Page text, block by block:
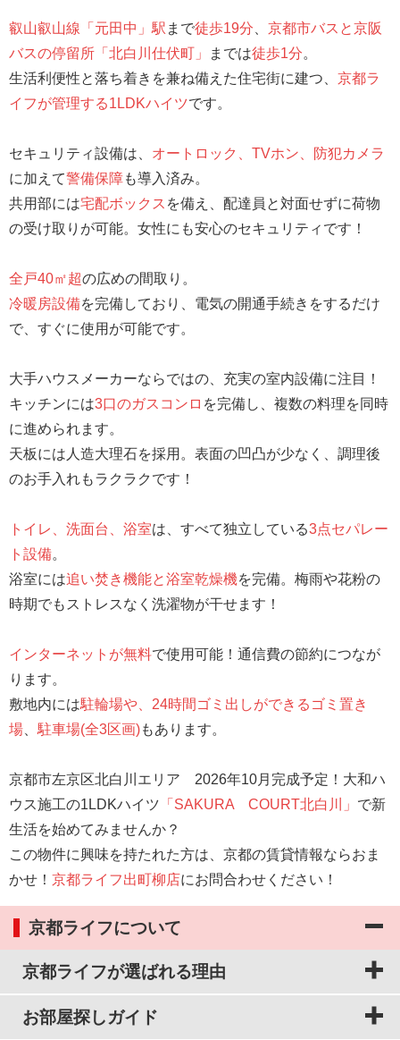
叡山叡山線「元田中」駅 まで徒歩19分
京都市バスと京阪
バスの停留所「北白川仕伏町」
までは徒歩1分。
生活利便性と落ち着きを兼ね備えた住宅街に建つ、 京都ラ
イフが管理する1LDKハイツです。
セキュリティ設備は、 オートロック、TVホン、防犯カメラ
に加えて警備保障も導入済み。
共用部には宅配ボックス を備え、配達員と対面せずに荷物
の受け取りが可能。女性にも安心のセキュリティです！
全戸40㎡超の広めの間取り。
冷暖房設備を完備しており、電気の開通手続きをするだけ
で、すぐに使用が可能です。
大手ハウスメーカーならではの、充実の室内設備に注目！
キッチンには3口のガスコンロ を完備し、複数の料理を同時
に進められます。
天板には人造大理石を採用。表面の凹凸が少なく、調理後
のお手入れもラクラクです！
トイレ、洗面台、浴室は、すべて独立している3点セパレー
ト設備。
浴室には追い焚き機能と浴室乾燥機を完備。梅雨や花粉の
時期でもストレスなく洗濯物が干せます！
インターネットが無料で使用可能！通信費の節約につなが
ります。
敷地内には駐輪場や、24時間ゴミ出しができるゴミ置き
場
駐車場(全3区画)もあります。
京都市左京区北白川エリア 2026年10月完成予定！大和ハ
ウス施工の1LDKハイツ 「SAKURA COURT北白川」 で新
生活を始めてみませんか？
この物件に興味を持たれた方は、京都の賃貸情報ならおま
かせ！ 京都ライフ出町柳店にお問合わせください！
京都ライフについて
京都ライフが選ばれる理由
お部屋探しガイド